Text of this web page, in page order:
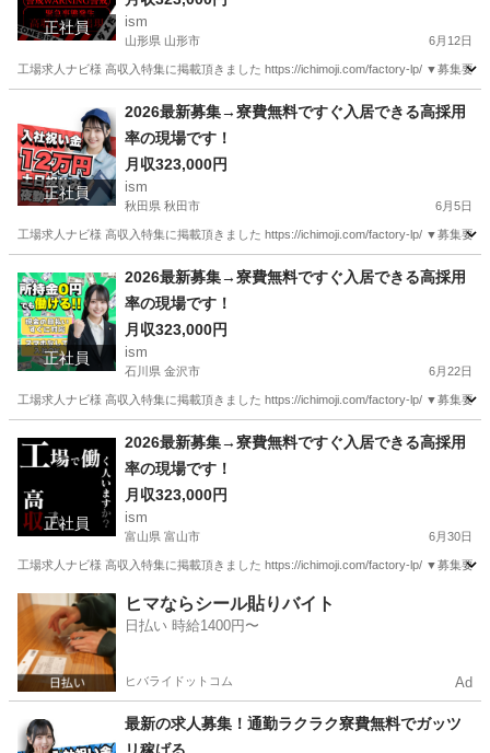
正社員 ism
山形県 山形市 6月12日
工場求人ナビ様 高収入特集に掲載頂きました https://ichimoji.com/factory-lp/ ▼募集要
工場 最新
正社員
2026最新募集→寮費無料ですぐ入居できる高採用
率の現場です！
月収323,000円
ism
秋田県 秋田市 6月5日
工場求人ナビ様 高収入特集に掲載頂きました https://ichimoji.com/factory-lp/ ▼募集要
工場 最新
正社員
2026最新募集→寮費無料ですぐ入居できる高採用
率の現場です！
月収323,000円
ism
石川県 金沢市 6月22日
工場求人ナビ様 高収入特集に掲載頂きました https://ichimoji.com/factory-lp/ ▼募集要
工場
正社員
2026最新募集→寮費無料ですぐ入居できる高採用
率の現場です！
月収323,000円
ism
富山県 富山市 6月30日
工場求人ナビ様 高収入特集に掲載頂きました https://ichimoji.com/factory-lp/ ▼募集要
富山 富山市 工場 最新
ヒマならシール貼りバイト
日払い 時給1400円〜
ヒバライドットコム Ad
最新の求人募集！通勤ラクラク寮費無料でガッツ